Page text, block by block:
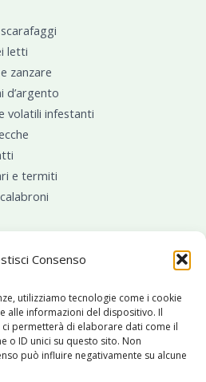
Consenso
utilizziamo tecnologie come i cookie
alle informazioni del dispositivo. Il
permetterà di elaborare dati come il
o ID unici su questo sito. Non
può influire negativamente su alcune
letti
zanzare
d’argento
volatili infestanti
e termiti